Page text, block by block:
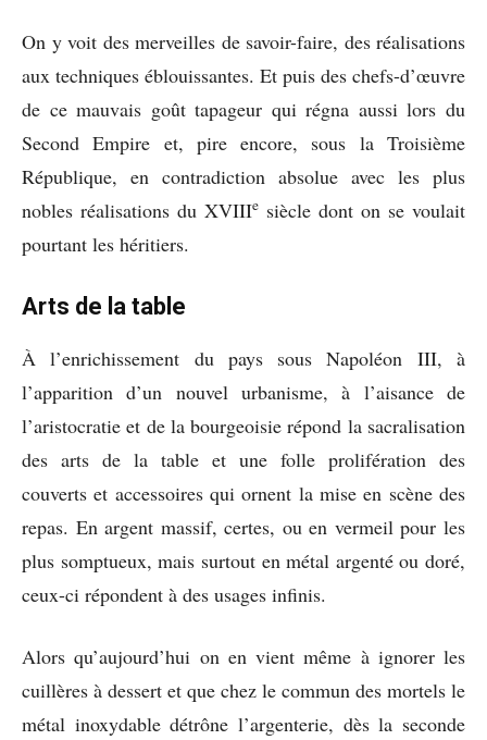
On y voit des merveilles de savoir-faire, des réalisations
aux techniques éblouissantes. Et puis des chefs-d’œuvre
de ce mauvais goût tapageur qui régna aussi lors du
Second Empire et, pire encore, sous la Troisième
République, en contradiction absolue avec les plus
nobles réalisations du XVIIIe siècle dont on se voulait
pourtant les héritiers.
Arts de la table
À l’enrichissement du pays sous Napoléon III, à
l’apparition d’un nouvel urbanisme, à l’aisance de
l’aristocratie et de la bourgeoisie répond la sacralisation
des arts de la table et une folle prolifération des
couverts et accessoires qui ornent la mise en scène des
repas. En argent massif, certes, ou en vermeil pour les
plus somptueux, mais surtout en métal argenté ou doré,
ceux-ci répondent à des usages infinis.
Alors qu’aujourd’hui on en vient même à ignorer les
cuillères à dessert et que chez le commun des mortels le
métal inoxydable détrône l’argenterie, dès la seconde